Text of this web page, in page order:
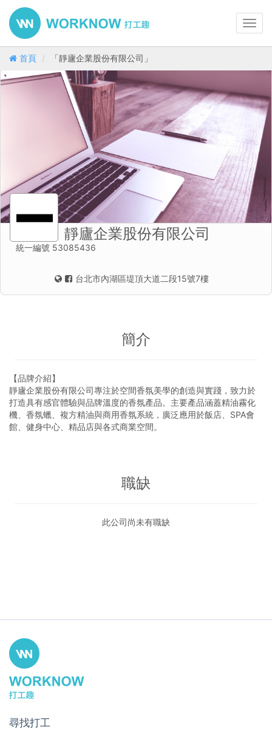
首頁 「靜廬企業股份有限公司」
靜廬企業股份有限公司
統一編號 53085436
台北市內湖區堤頂大道二段15號7樓
簡介
【品牌介紹】
靜廬企業股份有限公司專注於空間香氛美學的創造與實踐，致力於
打造具有感官體驗與品牌溫度的香氛產品。主要產品涵蓋精油霧化
機、香氛蠟、複方精油與商用香氛系統，廣泛應用於飯店、SPA會
館、健身中心、精品店與各式商業空間。
職缺
此公司尚未有職缺
尋找打工